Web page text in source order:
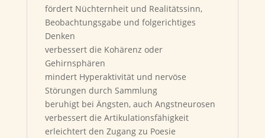
fördert Nüchternheit und Realitätssinn,
Beobachtungsgabe und folgerichtiges
Denken
verbessert die Kohärenz oder
Gehirnsphären
mindert Hyperaktivität und nervöse
Störungen durch Sammlung
beruhigt bei Ängsten, auch Angstneurosen
verbessert die Artikulationsfähigkeit
erleichtert den Zugang zu Poesie